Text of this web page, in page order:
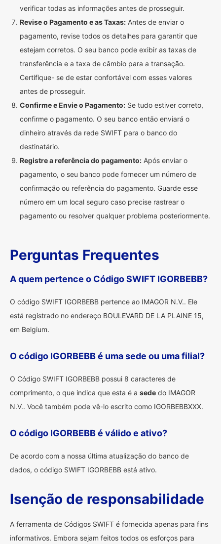
verificar todas as informações antes de prosseguir.
Revise o Pagamento e as Taxas: Antes de enviar o
pagamento, revise todos os detalhes para garantir que
estejam corretos. O seu banco pode exibir as taxas de
transferência e a taxa de câmbio para a transação.
Certifique- se de estar confortável com esses valores
antes de prosseguir.
Confirme e Envie o Pagamento: Se tudo estiver correto,
confirme o pagamento. O seu banco então enviará o
dinheiro através da rede SWIFT para o banco do
destinatário.
Registre a referência do pagamento: Após enviar o
pagamento, o seu banco pode fornecer um número de
confirmação ou referência do pagamento. Guarde esse
número em um local seguro caso precise rastrear o
pagamento ou resolver qualquer problema posteriormente.
Perguntas Frequentes
A quem pertence o Código SWIFT IGORBEBB?
O código SWIFT IGORBEBB pertence ao IMAGOR N.V.. Ele
está registrado no endereço BOULEVARD DE LA PLAINE 15,
em Belgium.
O código IGORBEBB é uma sede ou uma filial?
O Código SWIFT IGORBEBB possui 8 caracteres de
comprimento, o que indica que esta é a sede do IMAGOR
N.V.. Você também pode vê-lo escrito como IGORBEBBXXX.
O código IGORBEBB é válido e ativo?
De acordo com a nossa última atualização do banco de
dados, o código SWIFT IGORBEBB está ativo.
Isenção de responsabilidade
A ferramenta de Códigos SWIFT é fornecida apenas para fins
informativos. Embora sejam feitos todos os esforços para